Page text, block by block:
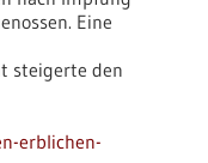
Eine
steigerte den
erblichen-